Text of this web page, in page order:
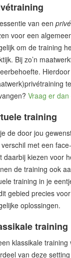
van een
voor een
om de training
Bij zo’n
Vraag er
training
de door jou
verschil met een
daarbij kiezen voor
de training ook
training in je
gebied precies
oplossingen.
training
klassikale
van deze